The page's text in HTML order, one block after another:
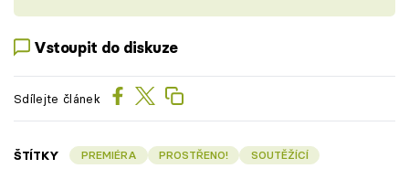
Vstoupit do diskuze
Sdílejte článek
ŠTÍTKY PREMIÉRA PROSTŘENO! SOUTĚŽÍCÍ